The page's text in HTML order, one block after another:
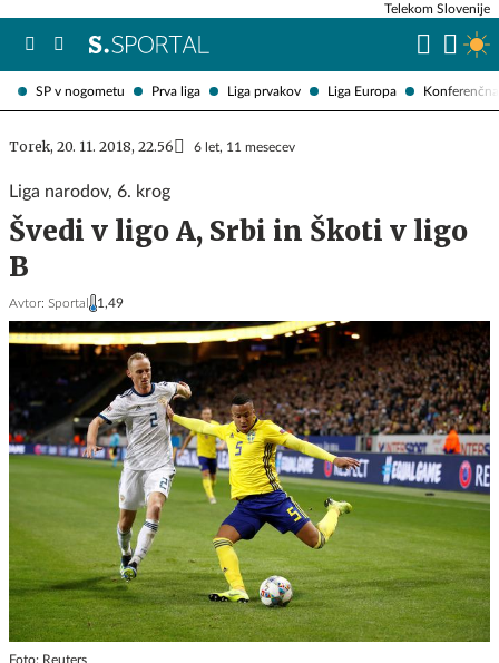
SP v nogometu Prva liga Liga prvakov Liga Europa
Telekom Slovenije
Torek, 20. 11. 2018, 22.56 6 let, 11 mesecev
Liga narodov, 6. krog
Švedi v ligo A, Srbi in Škoti v ligo
B
Avtor: Sportal 1,49
Foto: Reuters